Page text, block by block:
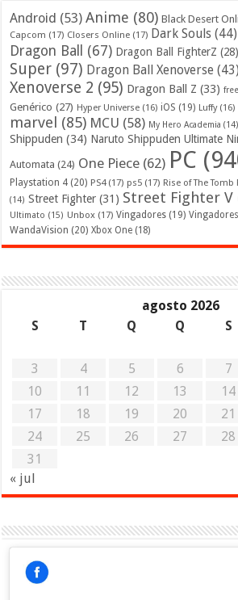
Android (53) Anime (80) Black Desert
Capcom (17) Closers Online (17) Dark Souls (44)
Dragon Ball (67) Dragon Ball FighterZ (28)
Super (97) Dragon Ball Xenoverse (43)
Xenoverse 2 (95) Dragon Ball Z (33) free
Genérico (27) Hyper Universe (16) iOS (19) Luffy(16)
marvel (85) MCU (58) My Hero Academia (14)
Shippuden (34) Naruto Shippuden Ultimate
Automata (24) One Piece (62) PC
Playstation 4 (20) PS4(17) ps5 (17) Rise of The Tomb
(14) Street Fighter (31) Street Fighter V
Ultimato (15) Unbox (17) Vingadores (19)
WandaVision (20) Xbox One (18)
agosto 2026
S
T Q Q S
3
4 5 6 7
10
11 12 13 14
17
18 19 20 21
24
25 26 27 28
31
« jul